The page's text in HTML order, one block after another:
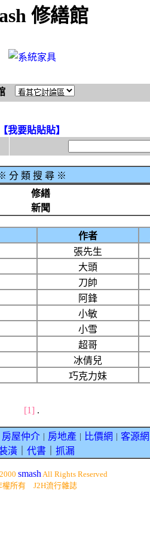
修繕館
【我要貼貼貼】
分 類 搜 尋 ※
修繕
新聞
作者
張先生
大頭
刀帥
阿鋒
小敏
小雪
超哥
冰倩兒
巧克力妹
[1] .
房屋仲介｜ 房地產｜ 比價網 客源網
潢
代書 抓漏
smash All Rights Reserved
權所有 J2H流行雜誌